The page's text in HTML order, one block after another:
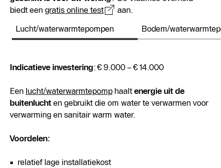
biedt een gratis online test
aan.
Lucht/waterwarmtepompen
Bodem/
Indicatieve investering: € 9.000 – € 14.000
Een lucht/waterwarmtepomp haalt energie uit de
buitenlucht en gebruikt die om water te verwarmen voor
verwarming en sanitair warm water.
Voordelen:
relatief lage installatiekost